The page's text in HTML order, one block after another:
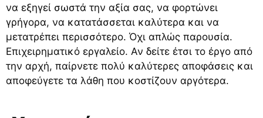
να εξηγεί σωστά την αξία σας, να φορτώνει
γρήγορα, να κατατάσσεται καλύτερα και να
μετατρέπει περισσότερο. Όχι απλώς παρουσία.
Επιχειρηματικό εργαλείο. Αν δείτε έτσι το έργο από
την αρχή, παίρνετε πολύ καλύτερες αποφάσεις και
αποφεύγετε τα λάθη που κοστίζουν αργότερα.